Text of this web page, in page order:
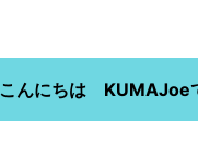
こんにちは KUMAJoe